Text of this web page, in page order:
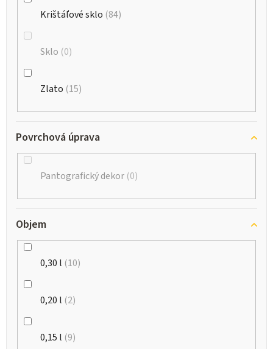
Krištáľové sklo 84
Sklo 0
Zlato 15
Povrchová úprava
Pantografický dekor 0
Objem
0,30 l 10
0,20 l 2
0,15 l 9